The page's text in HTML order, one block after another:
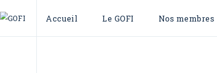
Accueil Le GOFI Nos membres
Qui sommes-nous ?
Conseil d’administration
L’annuaire
La carte